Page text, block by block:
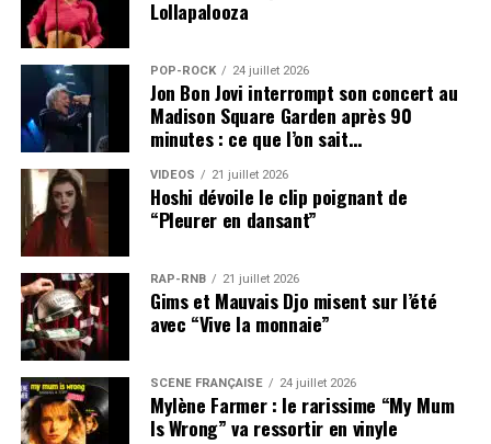
Lollapalooza
POP-ROCK 24 juillet 2026
Jon Bon Jovi interrompt son concert au
Madison Square Garden après 90
minutes : ce que l’on sait…
VIDEOS 21 juillet 2026
Hoshi dévoile le clip poignant de
“Pleurer en dansant”
RAP-RNB 21 juillet 2026
Gims et Mauvais Djo misent sur l’été
avec “Vive la monnaie”
SCÈNE FRANÇAISE 24 juillet 2026
Mylène Farmer : le rarissime “My Mum
Is Wrong” va ressortir en vinyle